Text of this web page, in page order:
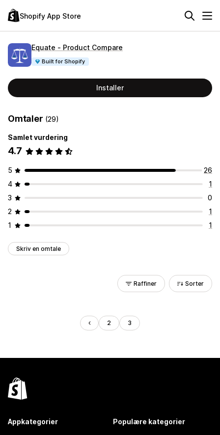
Shopify App Store
Equate ‑ Product Compare
Built for Shopify
Installer
Omtaler (29)
Samlet vurdering
4.7
5
26
4
1
3
0
2
1
1
1
Skriv en omtale
Raffiner Sorter
2 3
Appkategorier Populære kategorier